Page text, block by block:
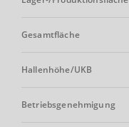
Gesamtfläche
Hallenhöhe/UKB
Betriebsgenehmigung